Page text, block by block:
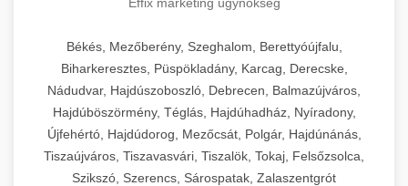
Békés, Mezőberény, Szeghalom, Berettyóújfalu,
Biharkeresztes, Püspökladány, Karcag, Derecske,
Nádudvar, Hajdúszoboszló, Debrecen, Balmazújváros,
Hajdúböszörmény, Téglás, Hajdúhadház, Nyíradony,
Újfehértó, Hajdúdorog, Mezőcsát, Polgár, Hajdúnánás,
Tiszaújváros, Tiszavasvári, Tiszalök, Tokaj, Felsőzsolca,
Szikszó, Szerencs, Sárospatak, Zalaszentgrót